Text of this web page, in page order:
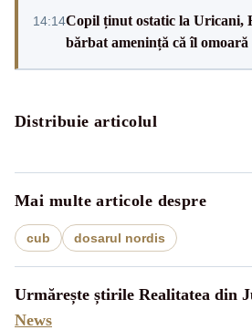
14:14Copil ținut ostatic la Uricani,
bărbat amenință că îl omoară
Distribuie articolul
Mai multe articole despre
cub dosarul nordis
Urmărește știrile Realitatea din
News